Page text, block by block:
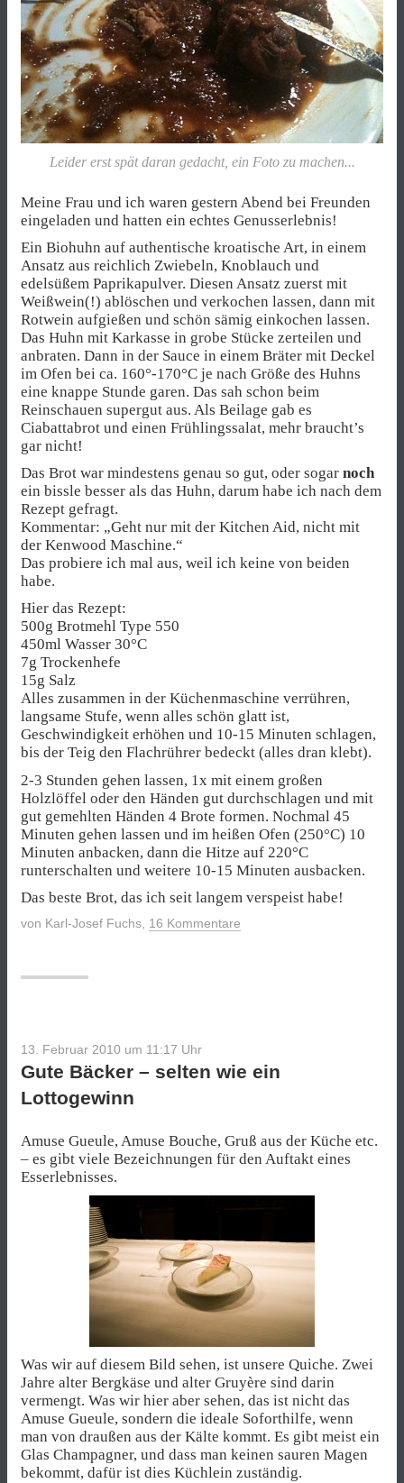
Leider erst spät daran gedacht, ein Foto zu machen...
Meine Frau und ich waren gestern Abend bei Freunden
eingeladen und hatten ein echtes Genusserlebnis!
Ein Biohuhn auf authentische kroatische Art, in einem
Ansatz aus reichlich Zwiebeln, Knoblauch und
edelsüßem Paprikapulver. Diesen Ansatz zuerst mit
Weißwein(!) ablöschen und verkochen lassen, dann mit
Rotwein aufgießen und schön sämig einkochen lassen.
Das Huhn mit Karkasse in grobe Stücke zerteilen und
anbraten. Dann in der Sauce in einem Bräter mit Deckel
im Ofen bei ca. 160°-170°C je nach Größe des Huhns
eine knappe Stunde garen. Das sah schon beim
Reinschauen supergut aus. Als Beilage gab es
Ciabattabrot und einen Frühlingssalat, mehr braucht’s
gar nicht!
Das Brot war mindestens genau so gut, oder sogar noch
ein bissle besser als das Huhn, darum habe ich nach dem
Rezept gefragt.
Kommentar: „Geht nur mit der Kitchen Aid, nicht mit
der Kenwood Maschine.“
Das probiere ich mal aus, weil ich keine von beiden
habe.
Hier das Rezept:
500g Brotmehl Type 550
450ml Wasser 30°C
7g Trockenhefe
15g Salz
Alles zusammen in der Küchenmaschine verrühren,
langsame Stufe, wenn alles schön glatt ist,
Geschwindigkeit erhöhen und 10-15 Minuten schlagen,
bis der Teig den Flachrührer bedeckt (alles dran klebt).
2-3 Stunden gehen lassen, 1x mit einem großen
Holzlöffel oder den Händen gut durchschlagen und mit
gut gemehlten Händen 4 Brote formen. Nochmal 45
Minuten gehen lassen und im heißen Ofen (250°C) 10
Minuten anbacken, dann die Hitze auf 220°C
runterschalten und weitere 10-15 Minuten ausbacken.
Das beste Brot, das ich seit langem verspeist habe!
von Karl-Josef Fuchs 16 Kommentare
13. Februar 2010 um 11:17 Uhr
Gute Bäcker – selten wie ein
Lottogewinn
Amuse Gueule, Amuse Bouche, Gruß aus der Küche etc.
– es gibt viele Bezeichnungen für den Auftakt eines
Esserlebnisses.
Was wir auf diesem Bild sehen, ist unsere Quiche. Zwei
Jahre alter Bergkäse und alter Gruyère sind darin
vermengt. Was wir hier aber sehen, das ist nicht das
Amuse Gueule, sondern die ideale Soforthilfe, wenn
man von draußen aus der Kälte kommt. Es gibt meist ein
Glas Champagner, und dass man keinen sauren Magen
bekommt, dafür ist dies Küchlein zuständig.